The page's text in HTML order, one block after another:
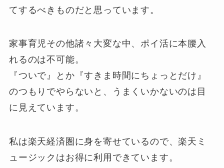
てするべきものだと思っています。
家事育児その他諸々大変な中、ポイ活に本腰入
れるのは不可能。
『ついで』とか『すきま時間にちょっとだけ』
のつもりでやらないと、うまくいかないのは目
に見えています。
私は楽天経済圏に身を寄せているので、楽天ミ
ュージックはお得に利用できています。